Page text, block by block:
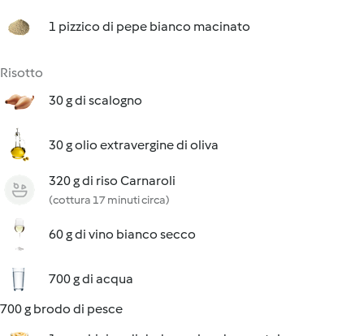
1 pizzico di pepe bianco macinato
Risotto
30 g di scalogno
30 g olio extravergine di oliva
320 g di riso Carnaroli
(cottura 17 minuti circa)
60 g di vino bianco secco
700 g di acqua
700 g brodo di pesce